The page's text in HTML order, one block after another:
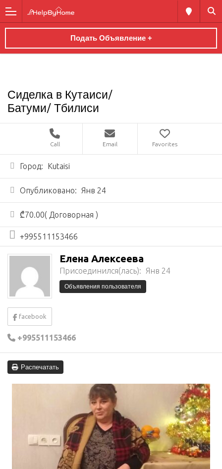
Подать Объявление +
Сиделка в Кутаиси/
Батуми/ Тбилиси
Call Email Favorites
Город: Kutaisi
Опубликовано: Янв 24
₾70.00( Договорная )
+995511153466
Елена Алексеева
Присоединился(лась): Янв 24
Объявления пользователя
facebook
+995511153466
Распечатать